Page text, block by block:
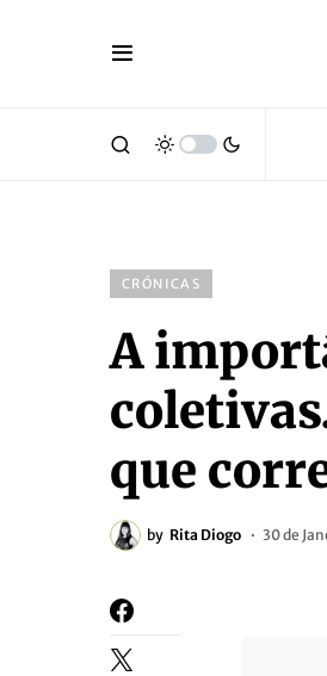
CRÓNICAS
A
que
by Rita Diogo 30 de